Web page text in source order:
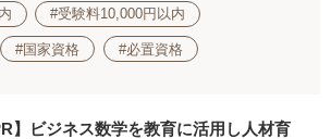
#受験料10,000円以内
#国家資格 #必置資格
】ビジネス数学を教育に活用し人材育